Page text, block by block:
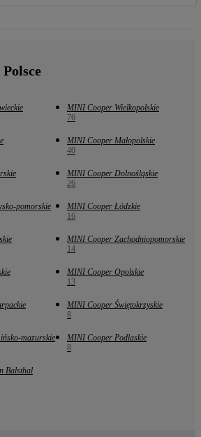
MINI Cooper Wielkopolskie
76
MINI Cooper Małopolskie
40
MINI Cooper Dolnośląskie
26
pomorskie
MINI Cooper Łódzkie
16
MINI Cooper Zachodniopomorskie
14
MINI Cooper Opolskie
13
MINI Cooper Świętokrzyskie
8
mazurskie
MINI Cooper Podlaskie
8
Balsthal